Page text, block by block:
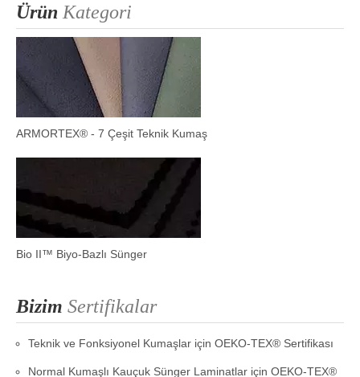
Ürün Kategori
ARMORTEX® - 7 Çeşit Teknik Kumaş
Bio II™ Biyo-Bazlı Sünger
Bizim Sertifikalar
Teknik ve Fonksiyonel Kumaşlar için OEKO-TEX® Sertifikası
Normal Kumaşlı Kauçuk Sünger Laminatlar için OEKO-TEX®